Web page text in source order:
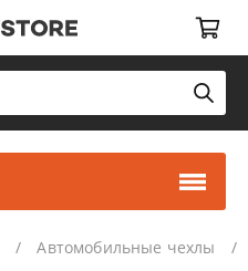
Автомобильные чехлы